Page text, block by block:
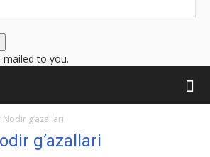
mailed to you.
Nodir g’azallari
g’azallari